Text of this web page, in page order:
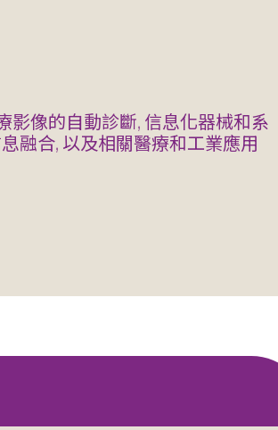
影像的自動診斷, 信息化器械和系
融合, 以及相關醫療和工業應用